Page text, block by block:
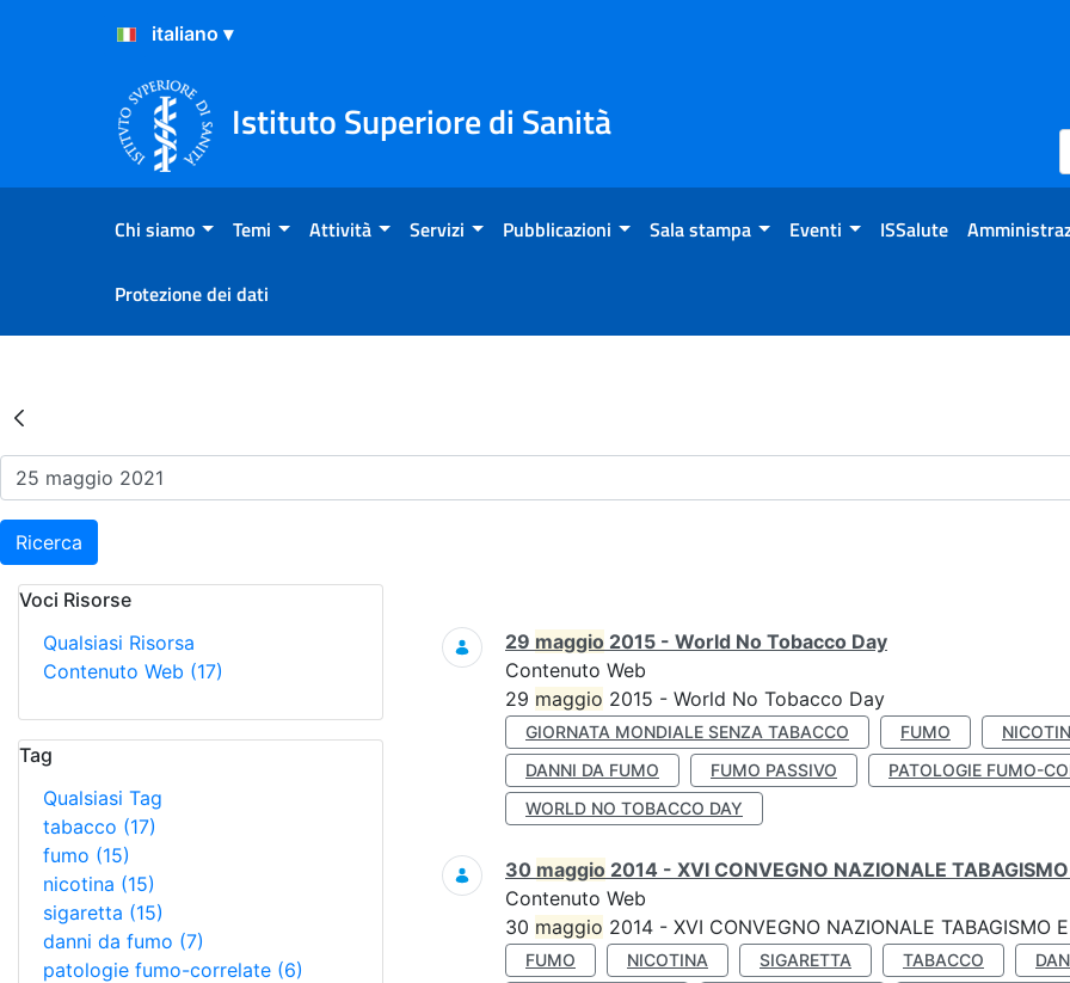
Salta al Contenuto
Salta al Footer
Istituto Superiore di Sanità
Chi siamo Temi Attività Servizi Pubblicazioni Sala stampa Eventi ISSalute
Protezione dei dati
Risultati della Ricerca - Eventi
Ricerca
Voci Risorse
Qualsiasi Risorsa
Contenuto Web (17)
Tag
Qualsiasi Tag
tabacco (17)
fumo (15)
nicotina (15)
sigaretta (15)
danni da fumo (7)
patologie fumo-correlate (6)
Ricerca
29 maggio 2015 - World No Tobacco Day
Contenuto Web
29 maggio 2015 - World No Tobacco Day
GIORNATA MONDIALE SENZA TABACCO FUMO
DANNI DA FUMO
FUMO PASSIVO PATOLOGIE FUMO-
WORLD NO TOBACCO DAY
30 maggio 2014 - XVI CONVEGNO NAZIONALE
Contenuto Web
30 maggio 2014 - XVI CONVEGNO NAZIONALE TABAGISMO
FUMO NICOTINA SIGARETTA TABACCO